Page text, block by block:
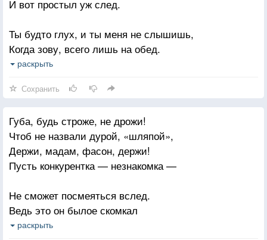
И вот простыл уж след.
Ты будто глух, и ты меня не слышишь,
Когда зову, всего лишь на обед.
А может, испугался бабьей силы,
Иль для тебя я стала уж постылой,
И больше о тебе мне не мечтать?
Но я-то знаю сильного, другого,
Он словно вихрь, в жизнь мою вошел!
- Хороший ты мужик, но не орел.
раскрыть
Сохранить
Губа, будь строже, не дрожи!
Чтоб не назвали дурой, «шляпой»,
Держи, мадам, фасон, держи!
Пусть конкурентка — незнакомка —
Не сможет посмеяться вслед.
Ведь это он былое скомкал
И не сберег в душе тех лет,
раскрыть